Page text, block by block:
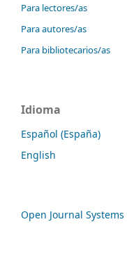
Para lectores/as
Para autores/as
Para bibliotecarios/as
Idioma
Español (España)
English
Open Journal Systems